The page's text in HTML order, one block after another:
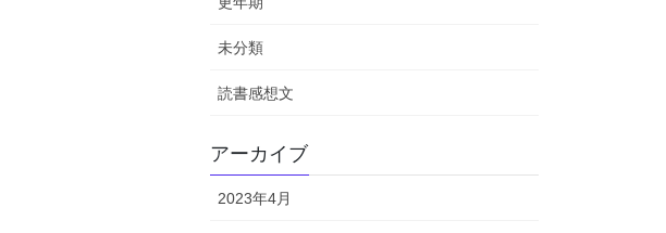
未分類
読書感想文
アーカイブ
2023年4月